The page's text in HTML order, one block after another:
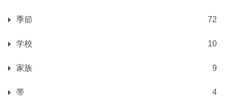
季節 72
学校 10
家族 9
帯 4